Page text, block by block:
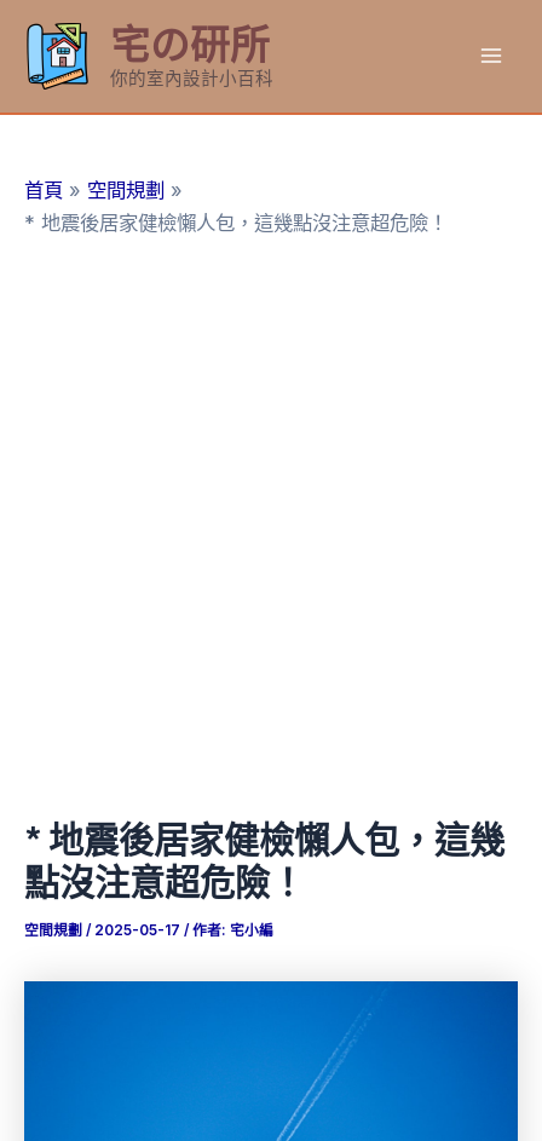
要
宅の研所
你的室內設計小百科
首頁
空間規劃
* 地震後居家健檢懶人包，這幾點沒注意超危險！
* 地震後居家健檢懶人包，這幾
點沒注意超危險！
空間規劃 / 2025-05-17 / 作者: 宅小編